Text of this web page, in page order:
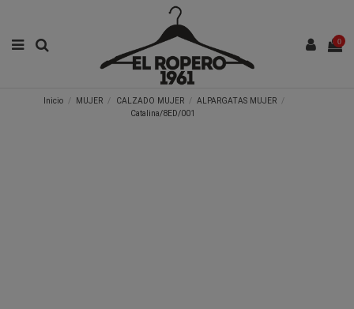
0
Inicio MUJER CALZADO MUJER
ALPARGATAS MUJER
Catalina/8ED/001